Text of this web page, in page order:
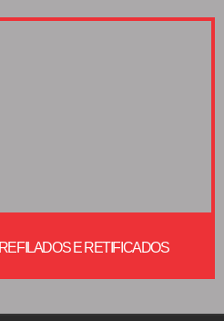
E RETIFICADOS